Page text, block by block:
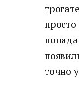
просто
точно